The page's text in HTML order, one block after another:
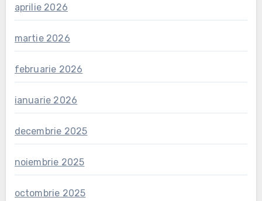
aprilie 2026
martie 2026
februarie 2026
ianuarie 2026
decembrie 2025
noiembrie 2025
octombrie 2025